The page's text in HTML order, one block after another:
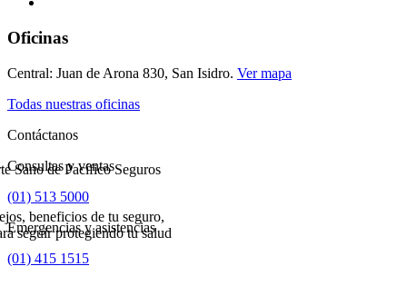
beneficios de tu seguro,
seguir protegiendo tu salud
Oficinas
Central: Juan de Arona 830, San Isidro. Ver mapa
Todas nuestras oficinas
Contáctanos
Consultas y ventas
(01) 513 5000
Emergencias y asistencias
(01) 415 1515